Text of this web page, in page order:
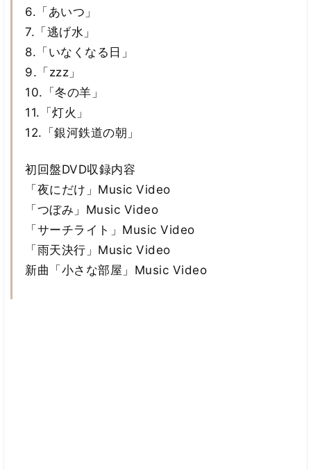
6.「あいつ」
7.「逃げ水」
8.「いなくなる日」
9.「zzz」
10.「冬の羊」
11.「灯火」
12.「銀河鉄道の朝」
初回盤DVD収録内容
「夜にだけ」Music Video
「つぼみ」Music Video
「サーチライト」Music Video
「雨天決行」Music Video
新曲「小さな部屋」Music Video